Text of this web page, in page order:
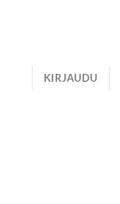
KIRJAUDU